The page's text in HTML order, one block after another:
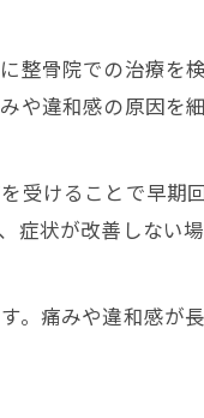
ート体制
が充実
整骨院での治療を
や違和感の原因を
受けることで早期
症状が改善しない
痛みや違和感が